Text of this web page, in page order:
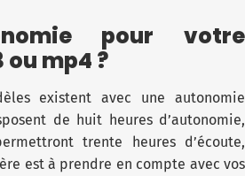
pour votre
mp4 ?
existent avec une autonomie
de huit heures d’autonomie,
trente heures d’écoute,
est à prendre en compte avec vos